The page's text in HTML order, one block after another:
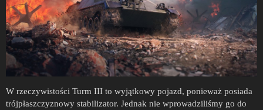
W rzeczywistości Turm III to wyjątkowy pojazd, ponieważ posiada
trójpłaszczyznowy stabilizator. Jednak nie wprowadziliśmy go do